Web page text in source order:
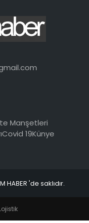
Manşetleri
Covid 19Künye
'de saklıdır.